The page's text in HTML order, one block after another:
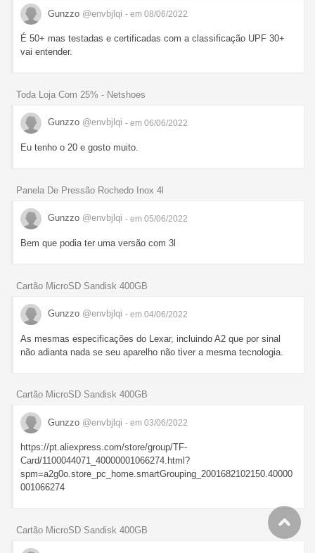
Gunzzo @envbjlqi - em 08/06/2022
É 50+ mas testadas e certificadas com a classificação UPF 30+
vai entender.
Toda Loja Com 25% - Netshoes
Gunzzo @envbjlqi - em 06/06/2022
Eu tenho o 20 e gosto muito.
Panela De Pressão Rochedo Inox 4l
Gunzzo @envbjlqi - em 05/06/2022
Bem que podia ter uma versão com 3l
Cartão MicroSD Sandisk 400GB
Gunzzo @envbjlqi - em 04/06/2022
As mesmas especificações do Lexar, incluindo A2 que por sinal
não adianta nada se seu aparelho não tiver a mesma tecnologia.
Cartão MicroSD Sandisk 400GB
Gunzzo @envbjlqi - em 03/06/2022
https://pt.aliexpress.com/store/group/TF-
Card/1100044071_40000001066274.html?
spm=a2g0o.store_pc_home.smartGrouping_2001682102150.40000
001066274
Cartão MicroSD Sandisk 400GB